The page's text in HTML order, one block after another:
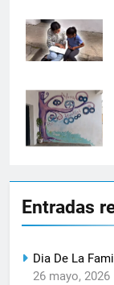
Entradas
Dia De La
26 mayo, 2026